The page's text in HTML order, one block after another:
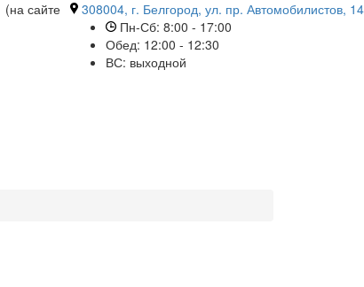
308004, г. Белгород, ул. пр. Автомобилистов, 14
Пн-Сб: 8:00 - 17:00
Обед: 12:00 - 12:30
ВС: выходной
(на сайте